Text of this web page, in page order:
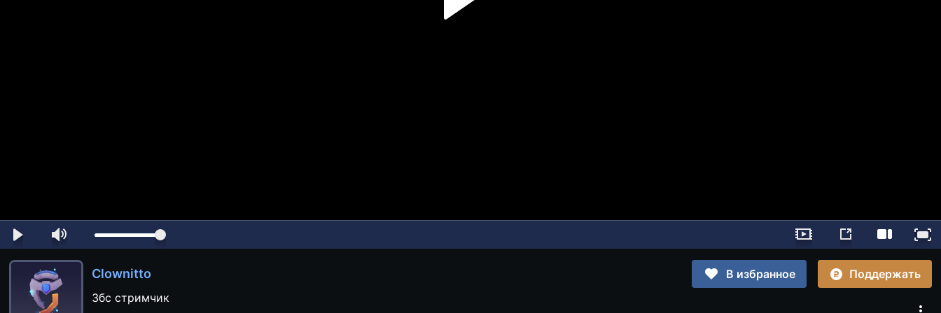
Clownitto В избранное
Поддержать
Збс стримчик